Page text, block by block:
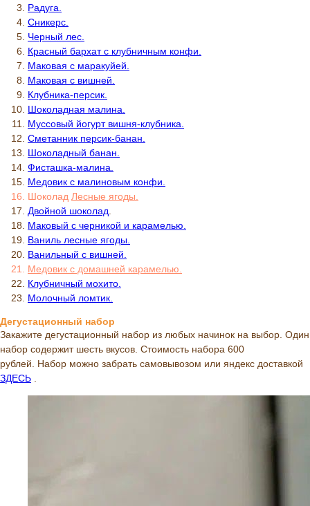
Радуга.
Сникерс.
Черный лес.
Красный бархат с клубничным конфи.
Маковая с маракуйей.
Маковая с вишней.
Клубника-персик.
Шоколадная малина.
Муссовый йогурт вишня-клубника.
Сметанник персик-банан.
Шоколадный банан.
Фисташка-малина.
Медовик с малиновым конфи.
Шоколад Лесные ягоды.
Двойной шоколад.
Маковый с черникой и карамелью.
Ваниль лесные ягоды.
Ванильный с вишней.
Медовик с домашней карамелью.
Клубничный мохито.
Молочный ломтик.
Дегустационный набор
Закажите дегустационный набор из любых начинок на выбор. Один
набор содержит шесть вкусов. Стоимость набора 600
рублей. Набор можно забрать самовывозом или яндекс доставкой
ЗДЕСЬ .